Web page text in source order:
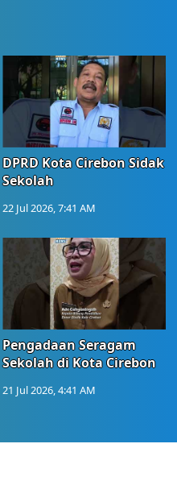
DPRD Kota Cirebon Sidak
Sekolah
22 Jul 2026, 7:41 AM
Pengadaan Seragam
Sekolah di Kota Cirebon
21 Jul 2026, 4:41 AM